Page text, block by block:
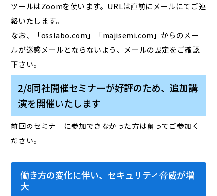
ツールはZoomを使います。URLは直前にメールにてご連
絡いたします。
なお、「osslabo.com」「majisemi.com」からのメー
ルが迷惑メールとならないよう、メールの設定をご確認
下さい。
2/8同社開催セミナーが好評のため、追加講
演を開催いたします
前回のセミナーに参加できなかった方は奮ってご参加く
ださい。
働き方の変化に伴い、セキュリティ脅威が増
大